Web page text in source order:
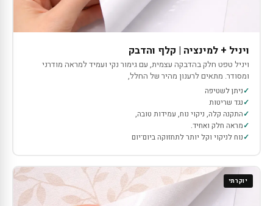
ויניל + למינציה | קלף והדבק
ויניל טפט חלק בהדבקה עצמית, עם גימור נקי ועמיד למראה מודרני
ומסודר. מתאים לרענון מהיר של החלל,
ניתן לשטיפה
נגד שריטות
התקנה קלה, ניקוי נוח, עמידות טובה,
מראה חלק ואחיד.
נוח לניקוי וקל יותר לתחזוקה ביום־יום
יוקרתי